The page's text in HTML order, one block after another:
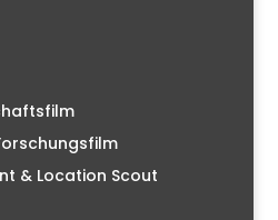
& Location Scout